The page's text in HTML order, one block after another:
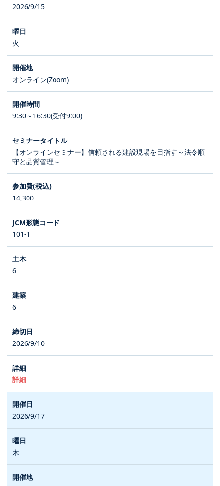
2026/9/15
火
オンライン(Zoom)
9:30～16:30(受付9:00)
【オンラインセミナー】信頼される建設現場を目指す～法令順
守と品質管理～
14,300
101-1
6
6
2026/9/10
詳細
2026/9/17
木